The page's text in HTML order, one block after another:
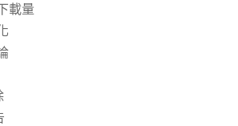
載量